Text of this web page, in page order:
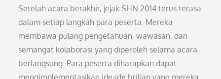
Setelah acara berakhir, jejak SHN 2014 terus terasa
dalam setiap langkah para peserta. Mereka
membawa pulang pengetahuan, wawasan, dan
semangat kolaborasi yang diperoleh selama acara
berlangsung. Para peserta diharapkan dapat
mengimplementasikan ide-ide brilian yang mereka